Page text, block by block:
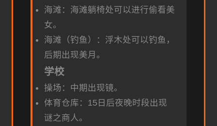
海滩：海滩躺椅处可以进行偷看美
女。
海滩（钓鱼）：浮木处可以钓鱼，
后期出现美月。
学校
操场：中期出现镜。
体育仓库：15日后夜晚时段出现
谜之商人。